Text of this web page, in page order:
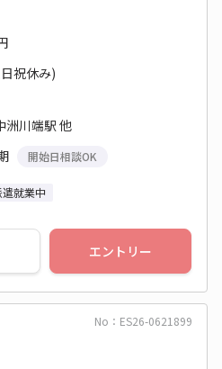
祝休み)
洲川端駅 他
開始日相談OK
遣就業中
エントリー
No：ES26-0621899